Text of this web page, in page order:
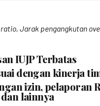
Jarak pengangkutan
IUJP Terbatas
dengan kinerja
izin, pelaporan
lainnya